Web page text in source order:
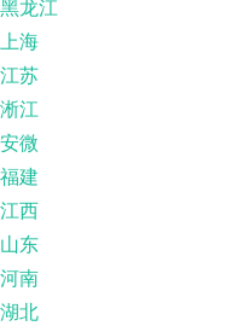
黑龙江
上海
江苏
淅江
安微
福建
江西
山东
河南
湖北